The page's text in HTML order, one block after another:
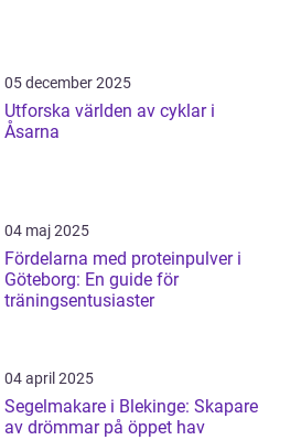
05 december 2025
Utforska världen av cyklar i
Åsarna
04 maj 2025
Fördelarna med proteinpulver i
Göteborg: En guide för
träningsentusiaster
04 april 2025
Segelmakare i Blekinge: Skapare
av drömmar på öppet hav